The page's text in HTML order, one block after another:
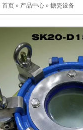
首页 » 产品中心 » 搪瓷设备